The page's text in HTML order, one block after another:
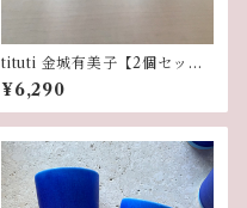
tituti 金城有美子【2個セッ
ト】miniカップ ピンク
¥6,290